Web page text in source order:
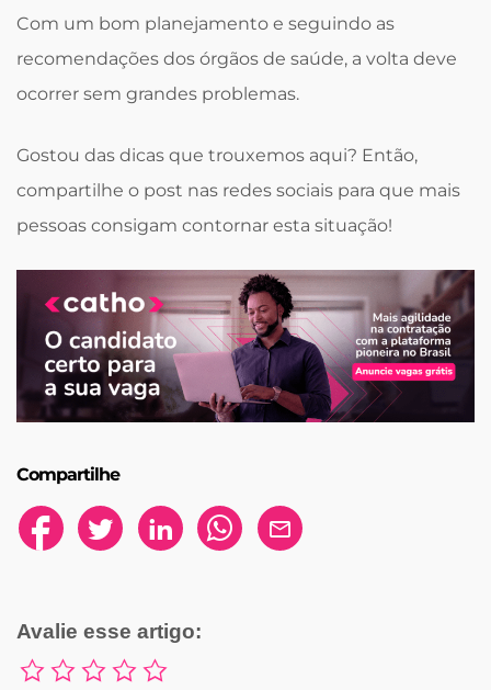
Com um bom planejamento e seguindo as
recomendações dos órgãos de saúde, a volta deve
ocorrer sem grandes problemas.
Gostou das dicas que trouxemos aqui? Então,
compartilhe o post nas redes sociais para que mais
pessoas consigam contornar esta situação!
Compartilhe
Avalie esse artigo: